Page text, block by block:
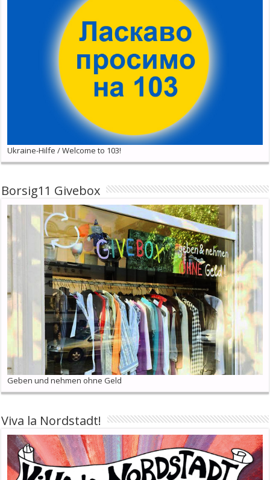
Ukraine-Hilfe / Welcome to 103!
Borsig11 Givebox
Geben und nehmen ohne Geld
Viva la Nordstadt!